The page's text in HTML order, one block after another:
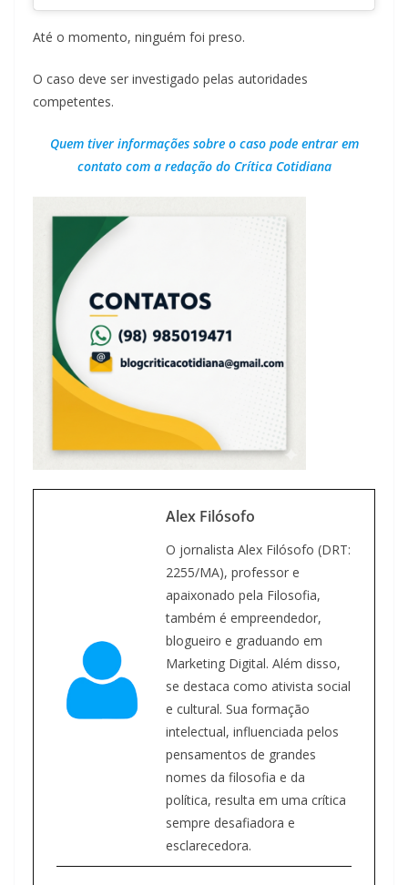
Até o momento, ninguém foi preso.
O caso deve ser investigado pelas autoridades
competentes.
Quem tiver informações sobre o caso pode entrar em
contato com a redação do Crítica Cotidiana
Alex Filósofo
O jornalista Alex Filósofo (DRT:
2255/MA), professor e
apaixonado pela Filosofia,
também é empreendedor,
blogueiro e graduando em
Marketing Digital. Além disso,
se destaca como ativista social
e cultural. Sua formação
intelectual, influenciada pelos
pensamentos de grandes
nomes da filosofia e da
política, resulta em uma crítica
sempre desafiadora e
esclarecedora.